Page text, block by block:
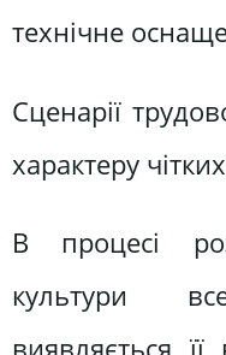
технічне
Сценарії
характеру
В процесі
культури